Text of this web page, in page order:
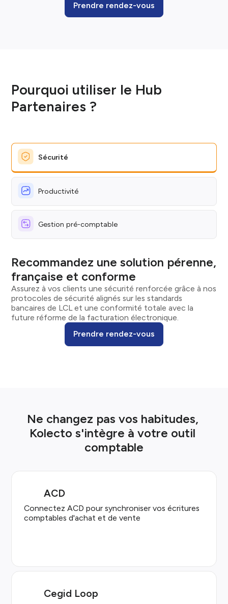
Prendre rendez-vous
Pourquoi utiliser le Hub
Partenaires ?
Sécurité
Productivité
Gestion pré-comptable
Recommandez une solution pérenne,
française et conforme
Assurez à vos clients une sécurité renforcée grâce à nos
protocoles de sécurité alignés sur les standards
bancaires de LCL et une conformité totale avec la
future réforme de la facturation électronique.
Prendre rendez-vous
Ne changez pas vos habitudes,
Kolecto s'intègre à votre outil
comptable
ACD
Connectez ACD pour synchroniser vos écritures
comptables d'achat et de vente
Cegid Loop